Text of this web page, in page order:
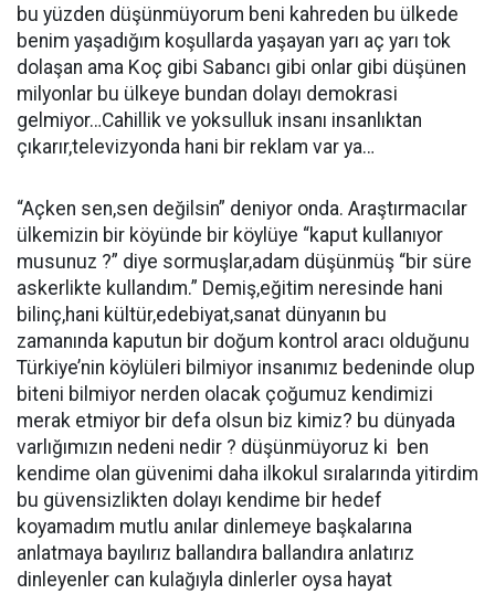
bu yüzden düşünmüyorum beni kahreden bu ülkede
benim yaşadığım koşullarda yaşayan yarı aç yarı tok
dolaşan ama Koç gibi Sabancı gibi onlar gibi düşünen
milyonlar bu ülkeye bundan dolayı demokrasi
gelmiyor…Cahillik ve yoksulluk insanı insanlıktan
çıkarır,televizyonda hani bir reklam var ya…
“Açken sen,sen değilsin” deniyor onda. Araştırmacılar
ülkemizin bir köyünde bir köylüye “kaput kullanıyor
musunuz ?” diye sormuşlar,adam düşünmüş “bir süre
askerlikte kullandım.” Demiş,eğitim neresinde hani
bilinç,hani kültür,edebiyat,sanat dünyanın bu
zamanında kaputun bir doğum kontrol aracı olduğunu
Türkiye’nin köylüleri bilmiyor insanımız bedeninde olup
biteni bilmiyor nerden olacak çoğumuz kendimizi
merak etmiyor bir defa olsun biz kimiz? bu dünyada
varlığımızın nedeni nedir ? düşünmüyoruz ki ben
kendime olan güvenimi daha ilkokul sıralarında yitirdim
bu güvensizlikten dolayı kendime bir hedef
koyamadım mutlu anılar dinlemeye başkalarına
anlatmaya bayılırız ballandıra ballandıra anlatırız
dinleyenler can kulağıyla dinlerler oysa hayat